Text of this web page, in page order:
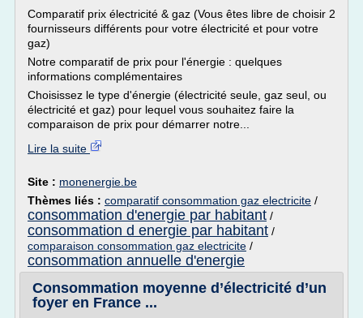
Comparatif prix électricité & gaz (Vous êtes libre de choisir 2
fournisseurs différents pour votre électricité et pour votre
gaz)
Notre comparatif de prix pour l'énergie : quelques
informations complémentaires
Choisissez le type d'énergie (électricité seule, gaz seul, ou
électricité et gaz) pour lequel vous souhaitez faire la
comparaison de prix pour démarrer notre...
Lire la suite
Site : monenergie.be
Thèmes liés : comparatif consommation gaz electricite /
consommation d'energie par habitant /
consommation d energie par habitant /
comparaison consommation gaz electricite /
consommation annuelle d'energie
Consommation moyenne d’électricité d’un
foyer en France ...